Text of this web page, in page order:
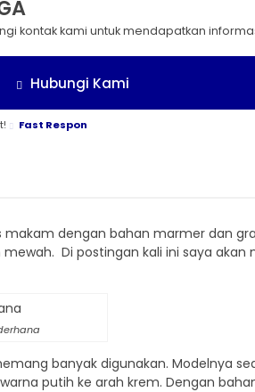
kontak kami untuk mendapatkan
Hubungi Kami
Fast Respon
dengan bahan marmer dan
Di postingan kali ini saya
banyak digunakan. Modelnya
putih ke arah krem. Dengan